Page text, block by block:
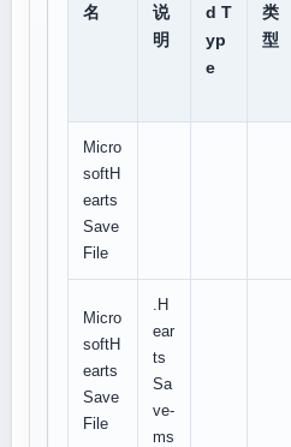
名
说
明
d T
yp
e
类
型
Micro
softH
earts
Save
File
Micro
softH
earts
Save
File
.H
ear
ts
Sa
ve-
ms